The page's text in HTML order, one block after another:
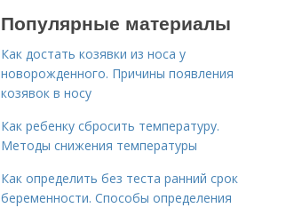
Популярные материалы
Как достать козявки из носа у
новорожденного. Причины появления
козявок в носу
Как ребенку сбросить температуру.
Методы снижения температуры
Как определить без теста ранний срок
беременности. Способы определения